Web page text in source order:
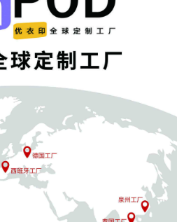
主流的今天，此案也提醒整个行
但恶意诋毁必须承担后果。无论
应在商业合作中守住真实与诚信
业差评师”的跨境卖家来说，这
吹响了借助法律武器主动维权的